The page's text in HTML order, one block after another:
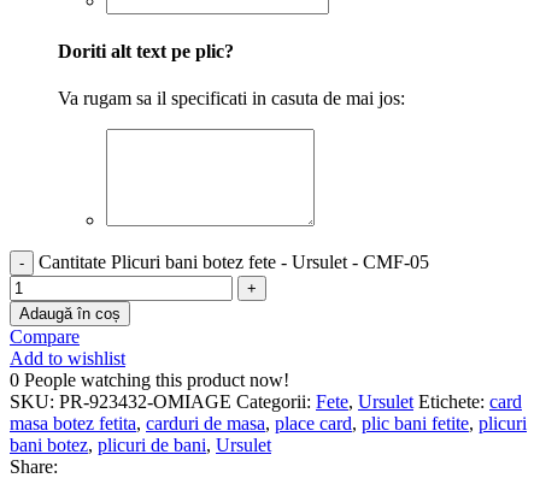
Doriti alt text pe plic?
Va rugam sa il specificati in casuta de mai jos:
Cantitate Plicuri bani botez fete - Ursulet - CMF-05
Adaugă în coș
Compare
Add to wishlist
0 People watching this product now!
SKU: PR-923432-OMIAGE Categorii: Fete, Ursulet Etichete: card
masa botez fetita, carduri de masa, place card, plic bani fetite, plicuri
bani botez, plicuri de bani, Ursulet
Share: